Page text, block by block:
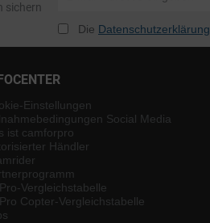
sichern
Die Datenschutzerklärung
Einstellungen
Social Media
ist camforpro
Händler
Vergleichstabelle
Copter-Vergleichstabelle